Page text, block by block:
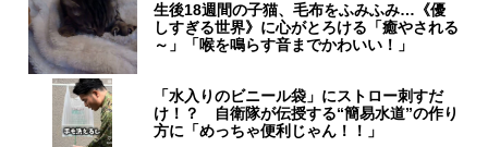
生後18週間の子猫、毛布をふみふみ…《優
しすぎる世界》に心がとろける「癒やされる
～」「喉を鳴らす音までかわいい！」
「水入りのビニール袋」にストロー刺すだ
け！？ 自衛隊が伝授する“簡易水道”の作り
方に「めっちゃ便利じゃん！！」